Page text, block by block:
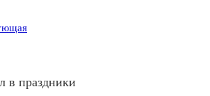
в праздники